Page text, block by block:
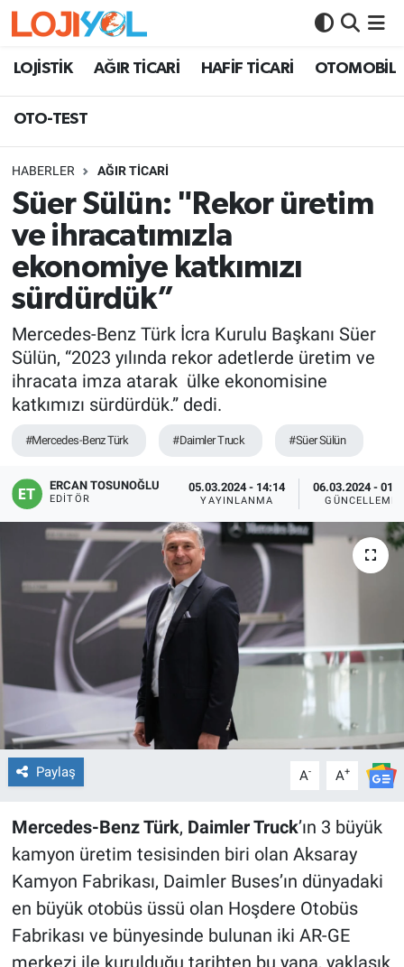
LOJİSTİK AĞIR TİCARİ HAFİF TİCARİ OTOMOBİL
OTO-TEST
HABERLER AĞIR TİCARİ
Süer Sülün: "Rekor üretim
ve ihracatımızla
ekonomiye katkımızı
sürdürdük”
Mercedes-Benz Türk İcra Kurulu Başkanı Süer
Sülün, “2023 yılında rekor adetlerde üretim ve
ihracata imza atarak ülke ekonomisine
katkımızı sürdürdük.” dedi.
#Mercedes-Benz Türk #Daimler Truck #Süer Sülün
ERCAN TOSUNOĞLU
EDITÖR
05.03.2024 - 14:14
YAYINLANMA
06.03.2024 -
GÜNCELLEME
Paylaş A- A+
Mercedes-Benz Türk, Daimler Truck’ın 3 büyük
kamyon üretim tesisinden biri olan Aksaray
Kamyon Fabrikası, Daimler Buses’ın dünyadaki
en büyük otobüs üssü olan Hoşdere Otobüs
Fabrikası ve bünyesinde bulunan iki AR-GE
merkezi ile kurulduğu tarihten bu yana, yaklaşık
OTO-TEST